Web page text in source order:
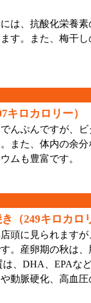
は、抗酸化栄養
す。また、梅干
キロカロリー）
んぷんですが、
また、体内の余
ムも豊富です。
（249キロカロ
頭に見られます
。産卵期の秋は
、DHA、EPAな
動脈硬化、高血